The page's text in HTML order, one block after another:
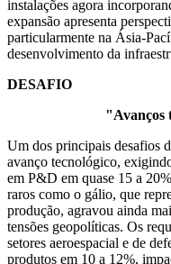
instalações agora
expansão apresenta
particularmente na Ásia-
desenvolvimento da
DESAFIO
"Avanços
Um dos principais desafios
avanço tecnológico,
em P&D em quase 15 a
raros como o gálio, que
produção, agravou ainda
tensões geopolíticas. Os
setores aeroespacial e de
produtos em 10 a 12%,